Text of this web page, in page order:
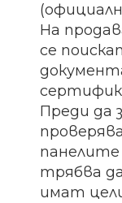
На
се
Преди да
трябва
имат